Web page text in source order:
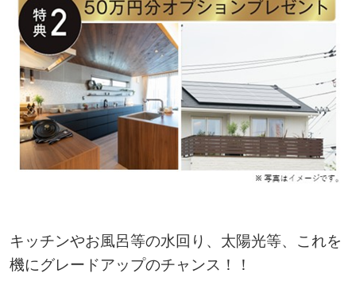
キッチンやお風呂等の水回り、太陽光等、これを
機にグレードアップのチャンス！！